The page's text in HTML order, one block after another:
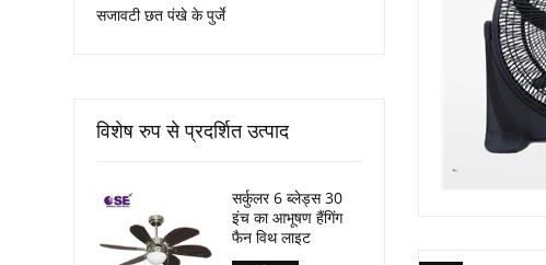
सजावटी छत पंखे के पुर्जे
विशेष रुप से प्रदर्शित उत्पाद
सर्कुलर 6 ब्लेड्स 30
इंच का आभूषण हैंगिंग
फैन विथ लाइट